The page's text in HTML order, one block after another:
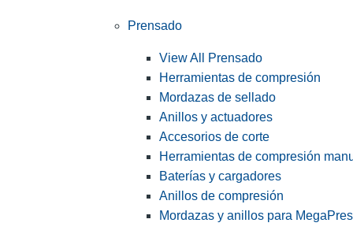
Prensado
View All Prensado
Herramientas de compresión
Mordazas de sellado
Anillos y actuadores
Accesorios de corte
Herramientas de compresión
Baterías y cargadores
Anillos de compresión
Mordazas y anillos para